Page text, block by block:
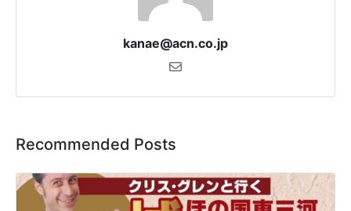
kanae@acn.co.jp
Recommended Posts